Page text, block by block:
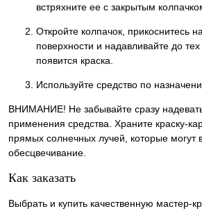
встряхните ее с закрытым
Откройте колпачок, прикоснитесь
поверхности и надавливайте до
появится краска.
Используйте средство по
ВНИМАНИЕ! Не забывайте сразу
применения средства. Храните краску-
прямых солнечных лучей, которые могут
обесцвечивание.
Как заказать
Выбрать и купить качественную мастер-